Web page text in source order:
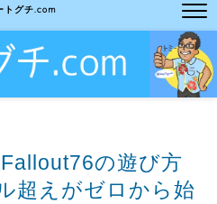
トグチ.com
の遊び方
超えがゼロから始